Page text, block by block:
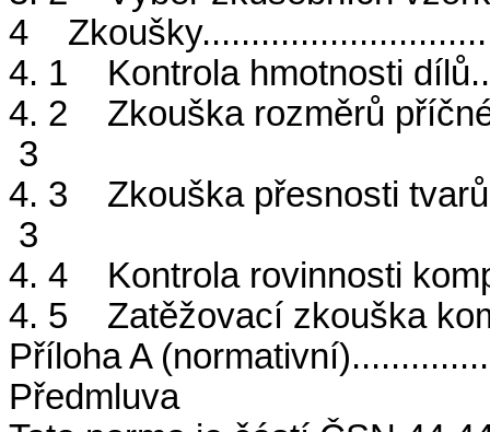
4
4. 1 Kontrola hmotnosti
4. 2 Zkouška rozměrů
3
4. 3 Zkouška přesnosti
3
4. 4 Kontrola rovinnosti
4. 5 Zatěžovací zkouška
Příloha A
Předmluva